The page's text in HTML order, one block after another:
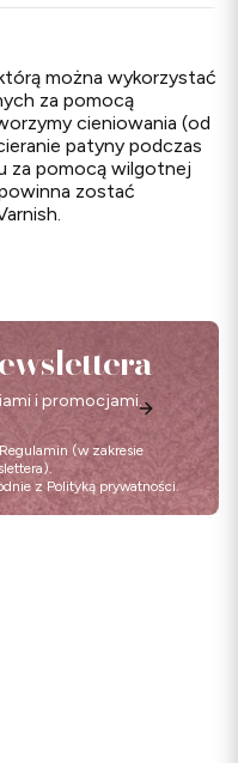
można wykorzystać
za pomocą
cieniowania (od
patyny podczas
za pomocą wilgotnej
zostać
i promocjami.
Regulamin (w zakresie
z Polityką prywatności.